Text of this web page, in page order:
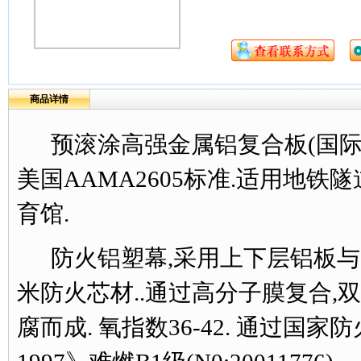
商品详情
预滚涂高强金属铝复合板(国
美国AAMA2605标准.适用地铁隧
育馆.
防火铝塑幕,采用上下层铝板
米防火芯材..通过高分子膜复合,
腐而成. 氧指数36-42. 通过国家